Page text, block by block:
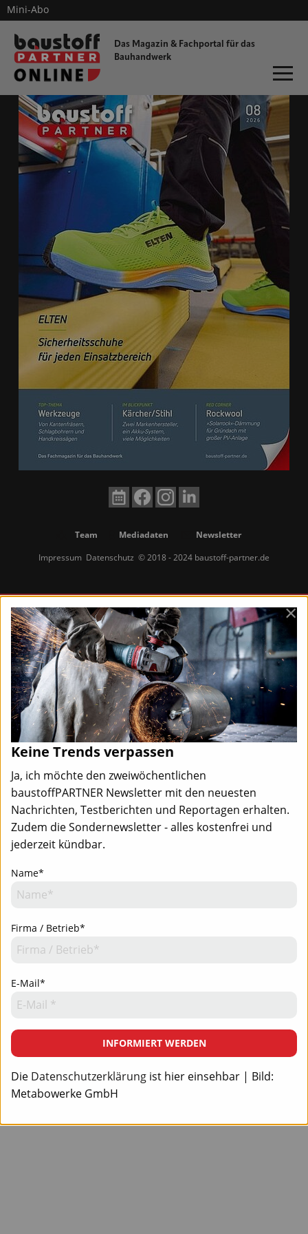
Das Magazin & Fachportal für das
Bauhandwerk
Mini-Abo
dieProfitester
ONLINE-MAGAZIN
Team Mediadaten
Newsletter
Impressum Datenschutz © 2018 - 2024 baustoff-partner.de
Keine Trends verpassen
Ja, ich möchte den zweiwöchentlichen
baustoffPARTNER Newsletter mit den neuesten
Nachrichten, Testberichten und Reportagen erhalten.
Zudem die Sondernewsletter - alles kostenfrei und
jederzeit kündbar.
Name*
Firma / Betrieb*
E-Mail*
INFORMIERT WERDEN
Die Datenschutzerklärung ist hier einsehbar | Bild:
Metabowerke GmbH
×